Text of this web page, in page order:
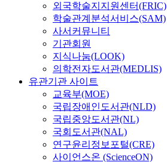
외국학술지지원센터(FRIC)
학술관계분석서비스(SAM)
사서커뮤니티
기관회원
지식나눔(LOOK)
의학전자도서관(MEDLIS)
유관기관 사이트
교육부(MOE)
국립장애인도서관(NLD)
국립중앙도서관(NL)
국회도서관(NAL)
연구윤리정보포털(CRE)
사이언스온 (ScienceON)